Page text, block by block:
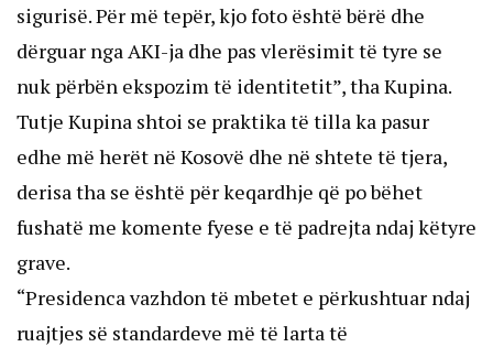
sigurisë. Për më tepër, kjo foto është bërë dhe
dërguar nga AKI-ja dhe pas vlerësimit të tyre se
nuk përbën ekspozim të identitetit”, tha Kupina.
Tutje Kupina shtoi se praktika të tilla ka pasur
edhe më herët në Kosovë dhe në shtete të tjera,
derisa tha se është për keqardhje që po bëhet
fushatë me komente fyese e të padrejta ndaj këtyre
grave.
“Presidenca vazhdon të mbetet e përkushtuar ndaj
ruajtjes së standardeve më të larta të